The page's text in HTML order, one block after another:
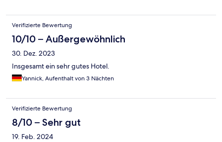
Verifizierte Bewertung
10/10 – Außergewöhnlich
30. Dez. 2023
Insgesamt ein sehr gutes Hotel.
Yannick, Aufenthalt von 3 Nächten
Verifizierte Bewertung
8/10 – Sehr gut
19. Feb. 2024